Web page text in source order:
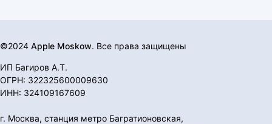
©2024 Apple Moskow. Все права защищены
ИП Багиров А.Т.
ОГРН: 322325600009630
ИНН: 324109167609
г. Москва, станция метро Багратионовская,